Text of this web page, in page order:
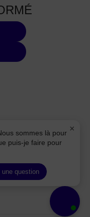
×
sommes là pour
puis-je faire pour
une question